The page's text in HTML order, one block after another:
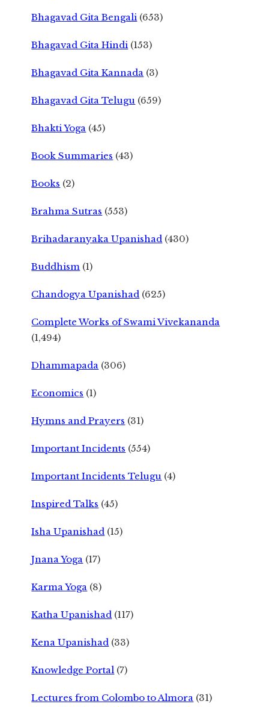
Bhagavad Gita Bengali (653)
Bhagavad Gita Hindi (153)
Bhagavad Gita Kannada (3)
Bhagavad Gita Telugu (659)
Bhakti Yoga (45)
Book Summaries (43)
Books (2)
Brahma Sutras (553)
Brihadaranyaka Upanishad (430)
Buddhism (1)
Chandogya Upanishad (625)
Complete Works of Swami Vivekananda
(1,494)
Dhammapada (306)
Economics (1)
Hymns and Prayers (31)
Important Incidents (554)
Important Incidents Telugu (4)
Inspired Talks (45)
Isha Upanishad (15)
Jnana Yoga (17)
Karma Yoga (8)
Katha Upanishad (117)
Kena Upanishad (33)
Knowledge Portal (7)
Lectures from Colombo to Almora (31)